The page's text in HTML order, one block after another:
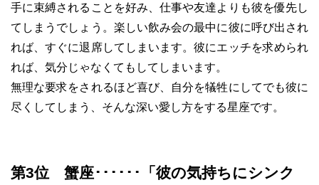
手に束縛されることを好み、仕事や友達よりも彼を優先し
てしまうでしょう。楽しい飲み会の最中に彼に呼び出され
れば、すぐに退席してしまいます。彼にエッチを求められ
れば、気分じゃなくてもしてしまいます。
無理な要求をされるほど喜び、自分を犠牲にしてでも彼に
尽くしてしまう、そんな深い愛し方をする星座です。
第3位 蟹座･･････「彼の気持ちにシンク